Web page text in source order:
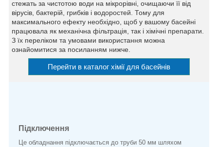
стежать за чистотою води на мікрорівні, очищаючи її від
вірусів, бактерій, грибків і водоростей. Тому для
максимального ефекту необхідно, щоб у вашому басейні
працювала як механічна фільтрація, так і хімічні препарати.
З їх переліком та умовами використання можна
ознайомитися за посиланням нижче.
Перейти в каталог хімії для басейнів
Підключення
Це обладнання підключається до труби 50 мм шляхом